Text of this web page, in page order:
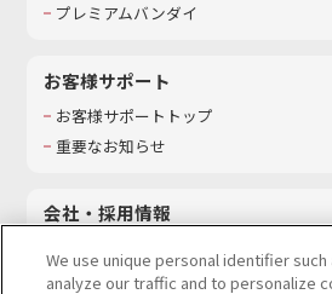
プレミアムバンダイ
お客様サポート
お客様サポートトップ
重要なお知らせ
会社・採用情報
採用情報
We use unique personal identifier
analyze our traffic and to personalize